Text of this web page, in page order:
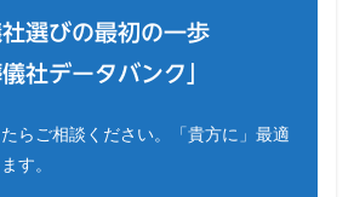
選びの最初の一歩
儀社データバンク」
らご相談ください。「貴方に」最適
す。